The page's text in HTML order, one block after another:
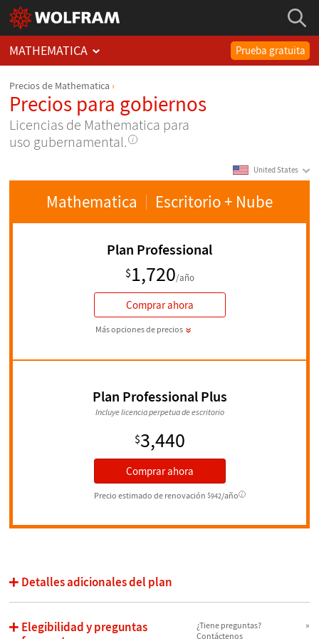
MATHEMATICA Prueba gratuita
Precios de Mathematica
Precios para gobiernos
Licencias de Mathematica para
uso gubernamental.
United States
Mathematica Escritorio+ Nube
Plan Professional
$1,720/año
Comprar ahora
Más opciones de precios
Plan Professional Plus
Incluye licencia perpetua de escritorio
$3,440
Comprar ahora
Precio estimado de renovación $942/año
Detalles adicionales del plan
16procesos de cálculo por cada instalación de escritorio
Elegibilidad y preguntas
¿Tiene preguntas?
Contáctenos